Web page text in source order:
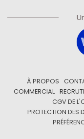
À PROPOS
COMMERCIAL
CGV DE
PROTECTION DES